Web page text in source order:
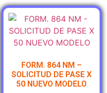
FORM. 864 NM –
SOLICITUD DE PASE X
50 NUEVO MODELO